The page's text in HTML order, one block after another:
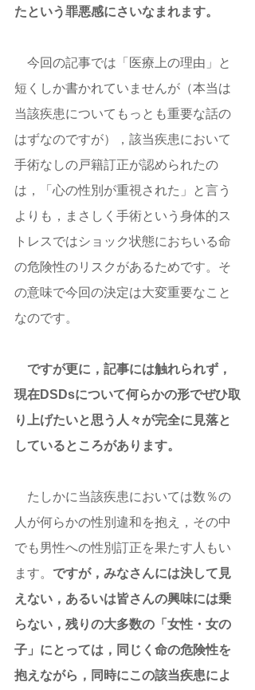
たという罪悪感にさいなまれます。
今回の記事では「医療上の理由」と
短くしか書かれていませんが（本当は
当該疾患についてもっとも重要な話の
はずなのですが），該当疾患において
手術なしの戸籍訂正が認められたの
は，「心の性別が重視された」と言う
よりも，まさしく手術という身体的ス
トレスではショック状態におちいる命
の危険性のリスクがあるためです。そ
の意味で今回の決定は大変重要なこと
なのです。
ですが更に，記事には触れられず，
現在DSDsについて何らかの形でぜひ取
り上げたいと思う人々が完全に見落と
しているところがあります。
たしかに当該疾患においては数％の
人が何らかの性別違和を抱え，その中
でも男性への性別訂正を果たす人もい
ます。 ですが，みなさんには決して見
えない，あるいは皆さんの興味には乗
らない，残りの大多数の「女性・女の
子」にとっては，同じく命の危険性を
抱えながら，同時にこの該当疾患によ